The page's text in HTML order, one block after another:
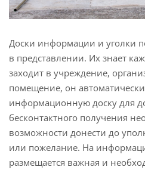
Доски информации и уголки
в представлении. Их знает
заходит в учреждение,
помещение, он
информационную доску для
бесконтактного получения
возможности донести до
или пожелание. На
размещается важная и